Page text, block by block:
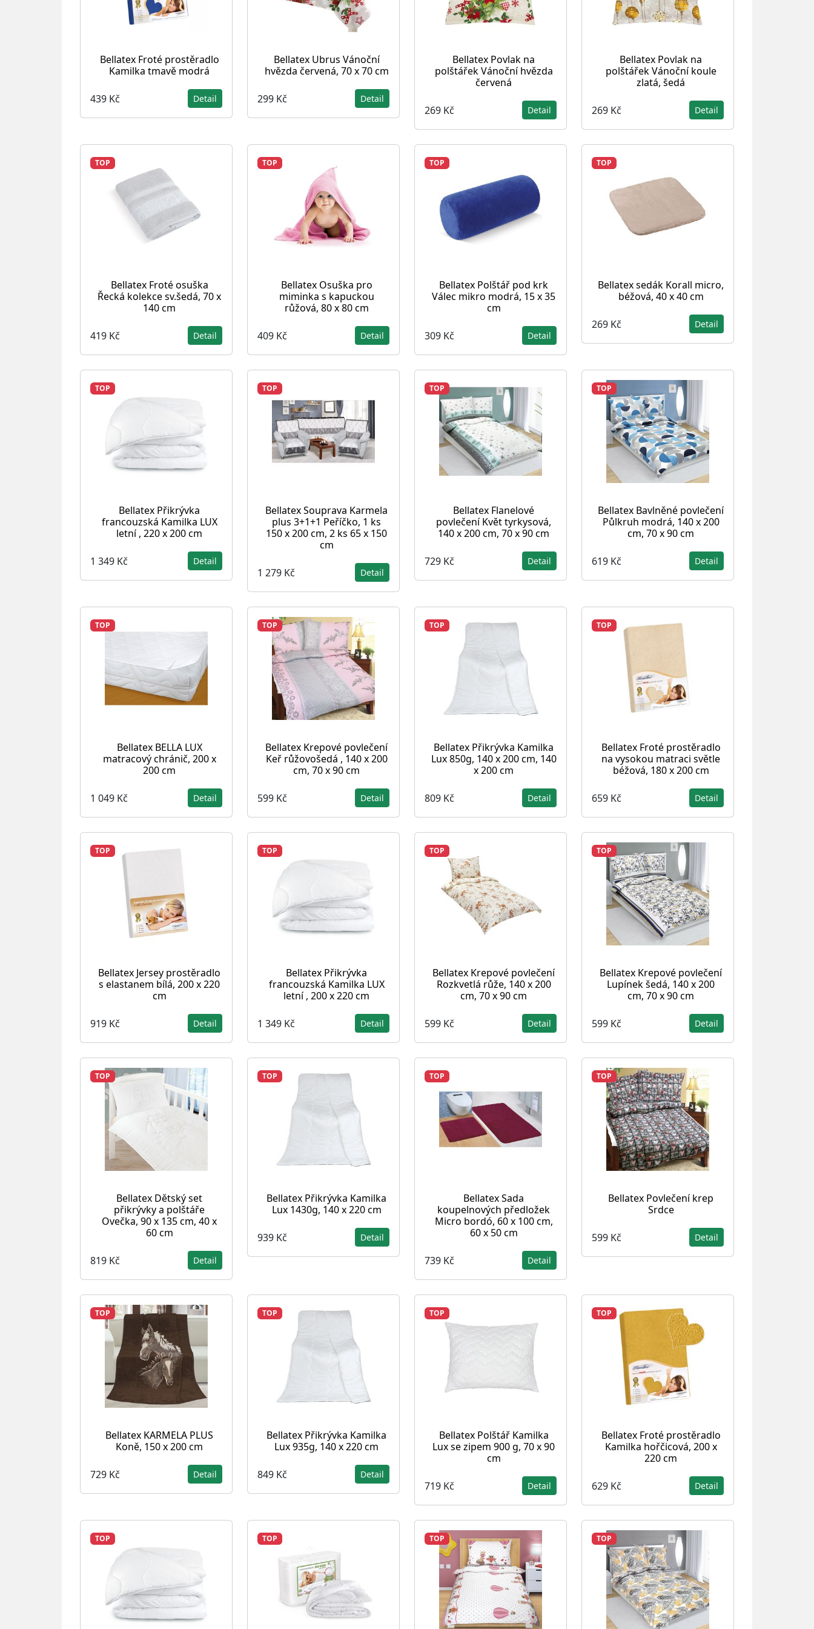
Bellatex Froté prostěradlo
Kamilka tmavě modrá
439 Kč Detail
Bellatex Ubrus Vánoční
hvězda červená, 70 x 70 cm
299 Kč Detail
Bellatex Povlak na
polštářek Vánoční hvězda
červená
269 Kč Detail
Bellatex Povlak na
polštářek Vánoční koule
zlatá, šedá
269 Kč Detail
TOP
Bellatex Froté osuška
Řecká kolekce sv.šedá, 70 x
140 cm
419 Kč Detail
TOP
Bellatex Osuška pro
miminka s kapuckou
růžová, 80 x 80 cm
409 Kč Detail
TOP
Bellatex Polštář pod krk
Válec mikro modrá, 15 x 35
cm
309 Kč Detail
TOP
Bellatex sedák Korall micro,
béžová, 40 x 40 cm
269 Kč Detail
TOP
Bellatex Přikrývka
francouzská Kamilka LUX
letní , 220 x 200 cm
1 349 Kč Detail
TOP
Bellatex Souprava Karmela
plus 3+1+1 Peříčko, 1 ks
150 x 200 cm, 2 ks 65 x 150
cm
1 279 Kč Detail
TOP
Bellatex Flanelové
povlečení Květ tyrkysová,
140 x 200 cm, 70 x 90 cm
729 Kč Detail
TOP
Bellatex Bavlněné povlečení
Půlkruh modrá, 140 x 200
cm, 70 x 90 cm
619 Kč Detail
TOP
Bellatex BELLA LUX
matracový chránič, 200 x
200 cm
1 049 Kč Detail
TOP
Bellatex Krepové povlečení
Keř růžovošedá , 140 x 200
cm, 70 x 90 cm
599 Kč Detail
TOP
Bellatex Přikrývka Kamilka
Lux 850g, 140 x 200 cm, 140
x 200 cm
809 Kč Detail
TOP
Bellatex Froté prostěradlo
na vysokou matraci světle
béžová, 180 x 200 cm
659 Kč Detail
TOP
Bellatex Jersey prostěradlo
s elastanem bílá, 200 x 220
cm
919 Kč Detail
TOP
Bellatex Přikrývka
francouzská Kamilka LUX
letní , 200 x 220 cm
1 349 Kč Detail
TOP
Bellatex Krepové povlečení
Rozkvetlá růže, 140 x 200
cm, 70 x 90 cm
599 Kč Detail
TOP
Bellatex Krepové povlečení
Lupínek šedá, 140 x 200
cm, 70 x 90 cm
599 Kč Detail
TOP
Bellatex Dětský set
přikrývky a polštáře
Ovečka, 90 x 135 cm, 40 x
60 cm
819 Kč Detail
TOP
Bellatex Přikrývka Kamilka
Lux 1430g, 140 x 220 cm
939 Kč Detail
TOP
Bellatex Sada
koupelnových předložek
Micro bordó, 60 x 100 cm,
60 x 50 cm
739 Kč Detail
TOP
Bellatex Povlečení krep
Srdce
599 Kč Detail
TOP
Bellatex KARMELA PLUS
Koně, 150 x 200 cm
729 Kč Detail
TOP
Bellatex Přikrývka Kamilka
Lux 935g, 140 x 220 cm
849 Kč Detail
TOP
Bellatex Polštář Kamilka
Lux se zipem 900 g, 70 x 90
cm
719 Kč Detail
TOP
Bellatex Froté prostěradlo
Kamilka hořčicová, 200 x
220 cm
629 Kč Detail
TOP TOP TOP TOP